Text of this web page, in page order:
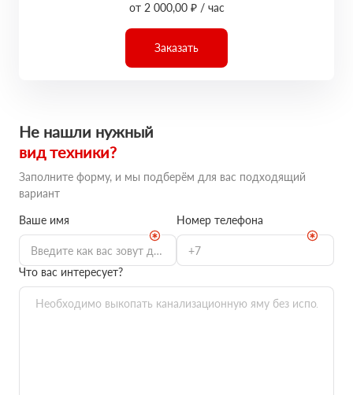
от 2 000,00 ₽ / час
Заказать
Не нашли нужный
вид техники?
Заполните форму, и мы подберём для вас подходящий
вариант
Ваше имя
Номер телефона
Что вас интересует?